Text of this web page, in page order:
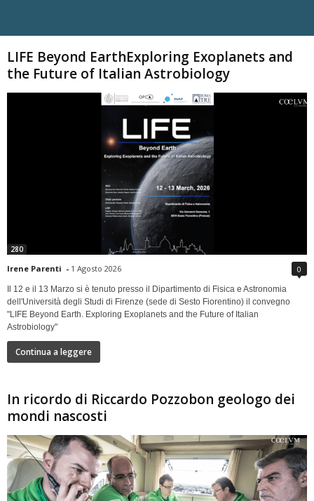
LIFE Beyond EarthExploring Exoplanets and
the Future of Italian Astrobiology
280
Irene Parenti - 1 Agosto 2026 0
Il 12 e il 13 Marzo si è tenuto presso il Dipartimento di Fisica e Astronomia
dell'Università degli Studi di Firenze (sede di Sesto Fiorentino) il convegno
"LIFE Beyond Earth. Exploring Exoplanets and the Future of Italian
Astrobiology"
Continua a leggere
In ricordo di Riccardo Pozzobon geologo dei
mondi nascosti